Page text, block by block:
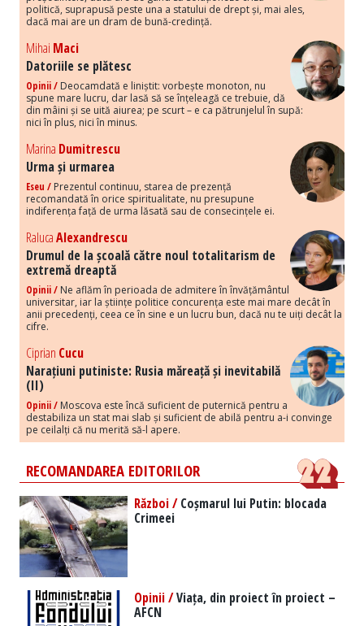
politică, suprapusă peste una a statului de drept și, mai ales,
dacă mai are un dram de bună-credință.
Mihai Maci
Datoriile se plătesc
Opinii / Deocamdată e liniștit: vorbește monoton, nu
spune mare lucru, dar lasă să se înțeleagă ce trebuie, dă
din mâini și se uită aiurea; pe scurt – e ca pătrunjelul în supă:
nici în plus, nici în minus.
Marina Dumitrescu
Urma și urmarea
Eseu / Prezentul continuu, starea de prezență
recomandată în orice spiritualitate, nu presupune
indiferența față de urma lăsată sau de consecințele ei.
RalucaAlexandrescu
Drumul de la școală către noul totalitarism de
extremă dreaptă
Opinii / Ne aflăm în perioada de admitere în învățământul
universitar, iar la științe politice concurența este mai mare decât în
anii precedenți, ceea ce în sine e un lucru bun, dacă nu te uiți decât la
cifre.
Ciprian Cucu
Narațiuni putiniste: Rusia măreață și inevitabilă
(II)
Opinii / Moscova este încă suficient de puternică pentru a
destabiliza un stat mai slab și suficient de abilă pentru a-i convinge
pe ceilalți că nu merită să-l apere.
RECOMANDAREA EDITORILOR
Război /Coșmarul lui Putin: blocada
Crimeei
Opinii /Viața, din proiect în proiect –
AFCN